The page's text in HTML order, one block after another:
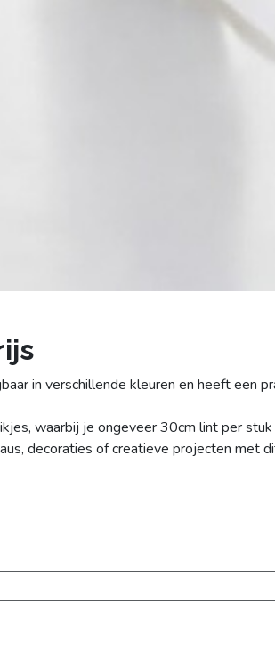
in verschillende kleuren en heeft een
waarbij je ongeveer 30cm lint per
decoraties of creatieve projecten met